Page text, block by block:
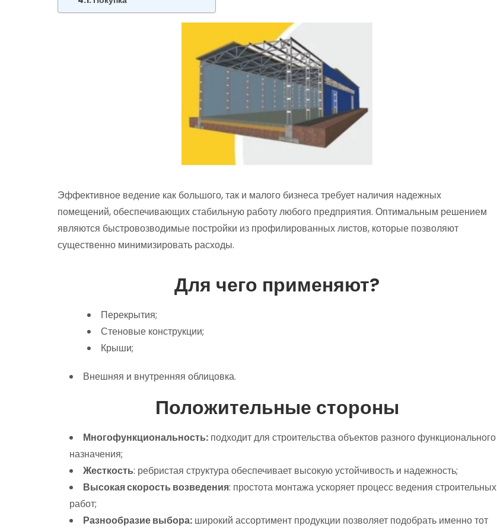
Эффективное ведение как большого, так и малого бизнеса требует наличия надежных
помещений, обеспечивающих стабильную работу любого предприятия. Оптимальным решением
являются быстровозводимые постройки из профилированных листов, которые позволяют
существенно минимизировать расходы.
Для чего применяют?
Перекрытия;
Стеновые конструкции;
Крыши;
Внешняя и внутренняя облицовка.
Положительные стороны
Многофункциональность: подходит для строительства объектов разного функционального
назначения;
Жесткость: ребристая структура обеспечивает высокую устойчивость и надежность;
Высокая скорость возведения: простота монтажа ускоряет процесс ведения строительных
работ;
Разнообразие выбора: широкий ассортимент продукции позволяет подобрать именно тот